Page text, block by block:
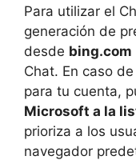
Para utilizar el
generación de
desde bing.com
Chat. En caso
para tu cuenta,
Microsoft a la
prioriza a los
navegador